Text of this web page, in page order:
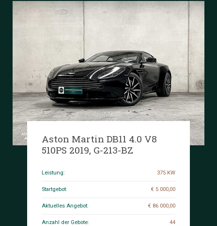
Aston Martin DB11 4.0 V8
510PS 2019, G-213-BZ
Leistung: 375 KW
Startgebot: € 5 000,00
Aktuelles Angebot: € 86 000,00
Anzahl der Gebote: 44